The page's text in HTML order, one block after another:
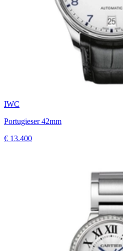
IWC
Portugieser 42mm
€ 13.400